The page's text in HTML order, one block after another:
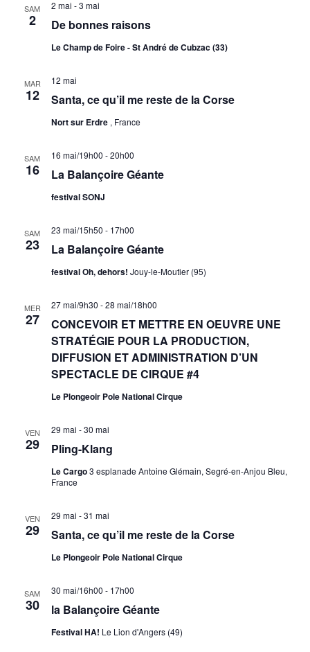
SAM
2 De bonnes raisons
2 mai -3 mai
Le Champ de Foire - St André de Cubzac (33)
MAR
12 Santa, ce qu’il me reste de la Corse
12 mai
Nort sur Erdre , France
SAM
16 La Balançoire Géante
16 mai/19h00 -20h00
festival SONJ
SAM
23 La Balançoire Géante
23 mai/15h50 - 17h00
festival Oh, dehors! Jouy-le-Moutier (95)
MER
27
CONCEVOIR ET METTRE EN OEUVRE UNE
STRATÉGIE POUR LA PRODUCTION,
DIFFUSION ET ADMINISTRATION D’UN
SPECTACLE DE CIRQUE #4
27 mai/9h30 -28 mai/18h00
Le Plongeoir Pole National Cirque
VEN
29 Pling-Klang
29 mai -30 mai
Le Cargo3 esplanade Antoine Glémain, Segré-en-Anjou Bleu,
France
VEN
29 Santa, ce qu’il me reste de la Corse
29 mai -31 mai
Le Plongeoir Pole National Cirque
SAM
30 la Balançoire Géante
30 mai/16h00 - 17h00
Festival HA! Le Lion d'Angers (49)